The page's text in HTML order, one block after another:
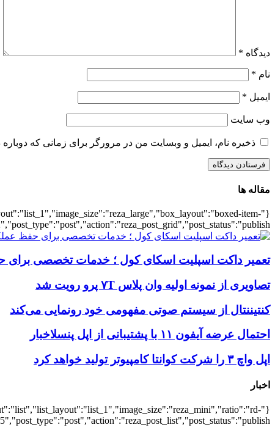
دیدگاه *
نام *
ایمیل *
وب‌ سایت
ذخیره نام، ایمیل و وبسایت من در مرورگر برای زمانی که
مقاله ها
item-
تعمیر داکت اسپلیت اسکای کول ؛ خدمات تخصصی برای
تصاویری از نمونه اولیه وان پلاس ۷T پرو رویت شد
کنتیننتال از سیستم صوتی مفهومی خود رونمایی می‌کند
احتمال عرضه آیفون ۱۱ با پشتیبانی از اپل پنسلاخبار
اپل واچ ۳ را شرکت کوانتا کامپیوتر تولید خواهد کرد
اخبار